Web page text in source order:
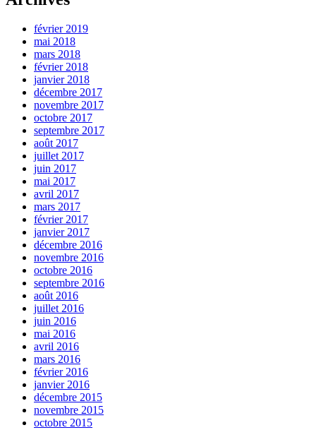
février 2019
mai 2018
mars 2018
février 2018
janvier 2018
décembre 2017
novembre 2017
octobre 2017
septembre 2017
août 2017
juillet 2017
juin 2017
mai 2017
avril 2017
mars 2017
février 2017
janvier 2017
décembre 2016
novembre 2016
octobre 2016
septembre 2016
août 2016
juillet 2016
juin 2016
mai 2016
avril 2016
mars 2016
février 2016
janvier 2016
décembre 2015
novembre 2015
octobre 2015